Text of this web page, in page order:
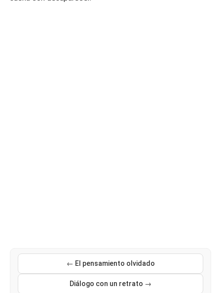
← El pensamiento olvidado
Diálogo con un retrato →